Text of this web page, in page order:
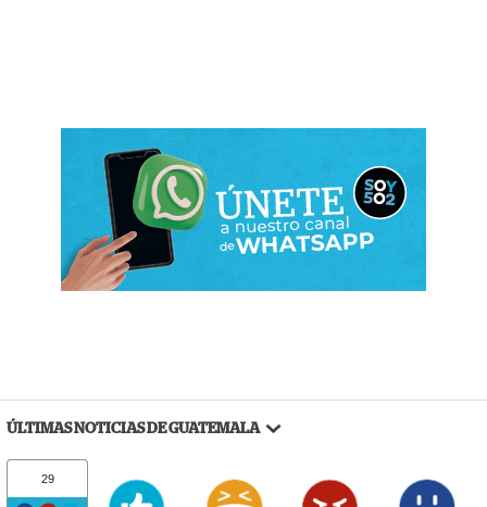
ÚLTIMAS NOTICIAS DE GUATEMALA
29